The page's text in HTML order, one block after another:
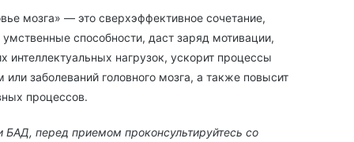
мозга» — это сверхэффективное сочетание,
способности, даст заряд мотивации,
интеллектуальных нагрузок, ускорит процессы
или заболеваний головного мозга, а также повысит
процессов.
БАД, перед приемом проконсультируйтесь со